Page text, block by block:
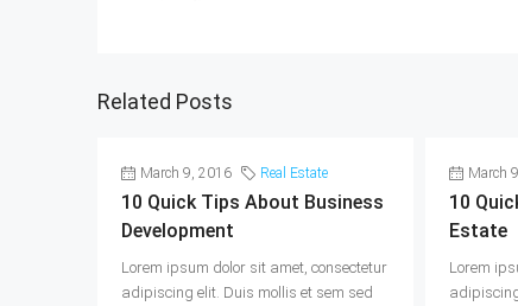
Related Posts
March 9, 2016 Real Estate
10 Quick Tips About Business
Development
Lorem ipsum dolor sit amet, consectetur
adipiscing elit. Duis mollis et sem sed
March
10
Estate
Lorem